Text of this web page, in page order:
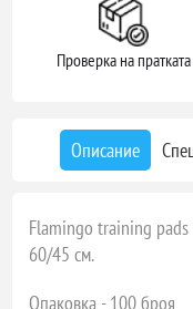
Проверка на пратката
Описание
Flamingo training pads
60/45 см.
Опаковка - 100 броя